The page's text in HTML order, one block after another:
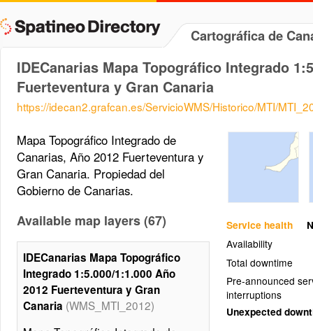
Cartográfica de
IDECanarias Mapa Topográfico Integrado
Fuerteventura y Gran Canaria
https://idecan2.grafcan.es/ServicioWMS/Historico/MTI/
Service health
Availability
Total downtime
Pre-announced
interruptions
Unexpected
Mapa Topográfico Integrado de
Canarias, Año 2012 Fuerteventura y
Gran Canaria. Propiedad del
Gobierno de Canarias.
Available map layers (67)
IDECanarias Mapa Topográfico
Integrado 1:5.000/1:1.000 Año
2012 Fuerteventura y Gran
Canaria (WMS_MTI_2012)